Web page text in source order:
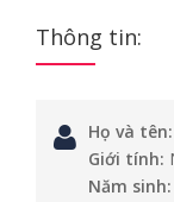
Thông tin:
Họ và tên:
Giới tính:
Năm sinh: